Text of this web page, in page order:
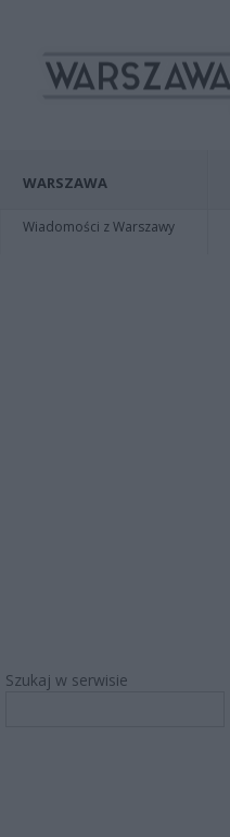
WARSZAWA
Wiadomości z Warszawy
Szukaj w serwisie